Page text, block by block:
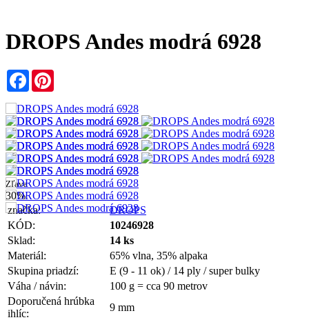
DROPS Andes modrá 6928
Facebook
Zľava
30%
značka:
DROPS
KÓD:
10246928
Sklad:
14 ks
Materiál:
65% vlna, 35% alpaka
Skupina priadzí:
E (9 - 11 ok) / 14 ply / super bulky
Váha / návin:
100 g = cca 90 metrov
Doporučená hrúbka
ihlíc:
9 mm